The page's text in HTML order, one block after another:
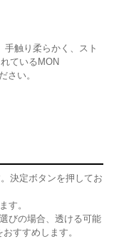
手触り柔らかく、スト
ているMON
さい。
決定ボタンを押してお
す。
びの場合、透ける可能
おすすめします。